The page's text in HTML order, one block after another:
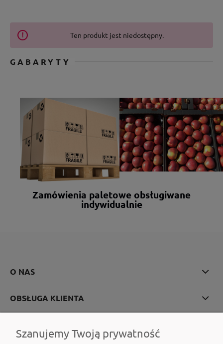
Ten produkt jest niedostępny.
GABARYTY
Zamówienia paletowe obsługiwane
indywidualnie
O NAS
OBSŁUGA KLIENTA
Szanujemy Twoją prywatność